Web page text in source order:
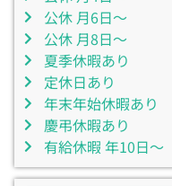
公休 月6日～
公休 月8日～
夏季休暇あり
定休日あり
年末年始休暇あり
慶弔休暇あり
有給休暇 年10日～